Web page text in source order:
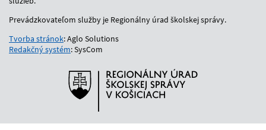
Prevádzkovateľom služby je Regionálny úrad školskej správy.
Tvorba stránok: Aglo Solutions
Redakčný systém: SysCom